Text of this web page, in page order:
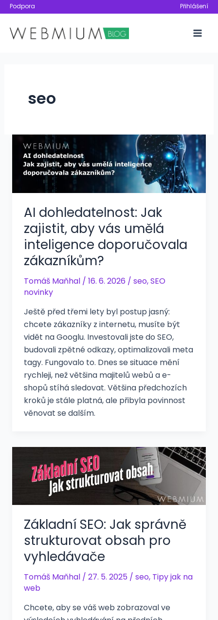
Přeskočit
obsah
Podpora Přihlášení
seo
AI dohledatelnost: Jak
zajistit, aby vás umělá
inteligence doporučovala
zákazníkům?
Tomáš Maňhal / 16. 6. 2026 / seo,SEO
novinky
Ještě před třemi lety byl postup jasný:
chcete zákazníky z internetu, musíte být
vidět na Googlu. Investovali jste do SEO,
budovali zpětné odkazy, optimalizovali meta
tagy. Fungovalo to. Dnes se situace mění
rychleji, než většina majitelů webů a e-
shopů stíhá sledovat. Většina předchozích
kroků je stále platná, ale přibyla povinnost
věnovat se dalším.
Základní SEO: Jak správně
strukturovat obsah pro
vyhledávače
Tomáš Maňhal / 27. 5. 2025 / seo, Tipy jak na
web
Chcete, aby se váš web zobrazoval ve